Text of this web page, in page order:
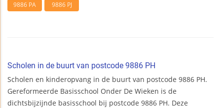
9886 PA
9886 PJ
Scholen in de buurt van postcode 9886 PH
Scholen en kinderopvang in de buurt van postcode 9886 PH.
Gereformeerde Basisschool Onder De Wieken is de
dichtsbijzijnde basisschool bij postcode 9886 PH. Deze